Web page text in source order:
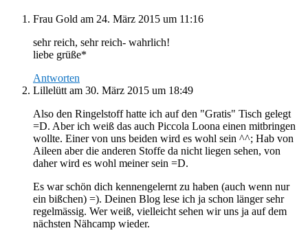
Frau Gold am 24. März 2015 um 11:16
sehr reich, sehr reich- wahrlich!
liebe grüße*
Antworten
Lillelütt am 30. März 2015 um 18:49
Also den Ringelstoff hatte ich auf den "Gratis" Tisch gelegt
=D. Aber ich weiß das auch Piccola Loona einen mitbringen
wollte. Einer von uns beiden wird es wohl sein ^^; Hab von
Aileen aber die anderen Stoffe da nicht liegen sehen, von
daher wird es wohl meiner sein =D.
Es war schön dich kennengelernt zu haben (auch wenn nur
ein bißchen) =). Deinen Blog lese ich ja schon länger sehr
regelmässig. Wer weiß, vielleicht sehen wir uns ja auf dem
nächsten Nähcamp wieder.